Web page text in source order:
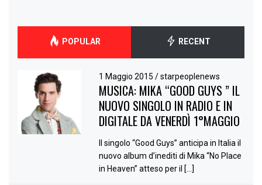
POPULAR RECENT
1 Maggio 2015/ starpeoplenews
MUSICA: MIKA “GOOD GUYS ” IL
NUOVO SINGOLO IN RADIO E IN
DIGITALE DA VENERDÌ 1°MAGGIO
Il singolo “Good Guys” anticipa in Italia il
nuovo album d’inediti di Mika “No Place
in Heaven” atteso per il […]